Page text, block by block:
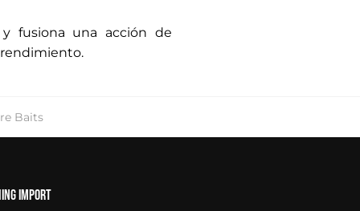
fusiona una acción de
rendimiento.
Baits
Import